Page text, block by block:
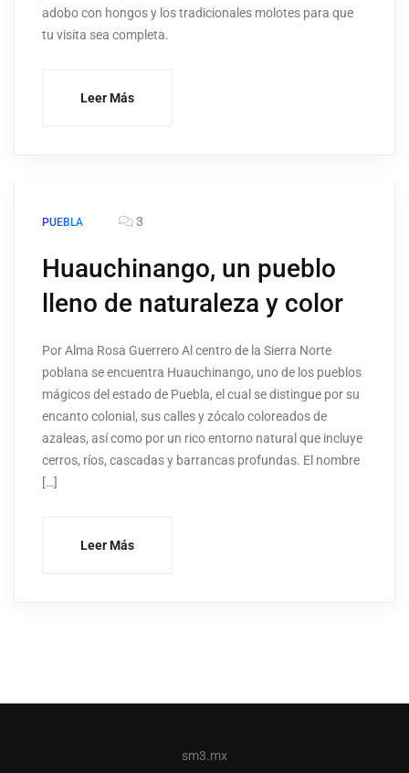
adobo con hongos y los tradicionales molotes para que
tu visita sea completa.
Leer Más
PUEBLA 3
Huauchinango, un pueblo
lleno de naturaleza y color
Por Alma Rosa Guerrero Al centro de la Sierra Norte
poblana se encuentra Huauchinango, uno de los pueblos
mágicos del estado de Puebla, el cual se distingue por su
encanto colonial, sus calles y zócalo coloreados de
azaleas, así como por un rico entorno natural que incluye
cerros, ríos, cascadas y barrancas profundas. El nombre
[…]
Leer Más
sm3.mx